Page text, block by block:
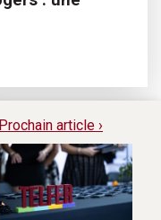
Prochain article ›